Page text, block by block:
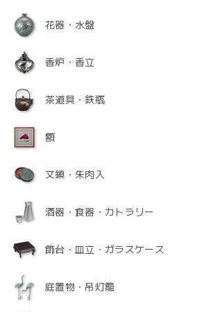
花器・水盤
香炉・香立
茶道具・鉄瓶
額
文鎮・朱肉入
酒器・食器・カトラリー
飾台・皿立・ガラスケース
庭置物・吊灯籠